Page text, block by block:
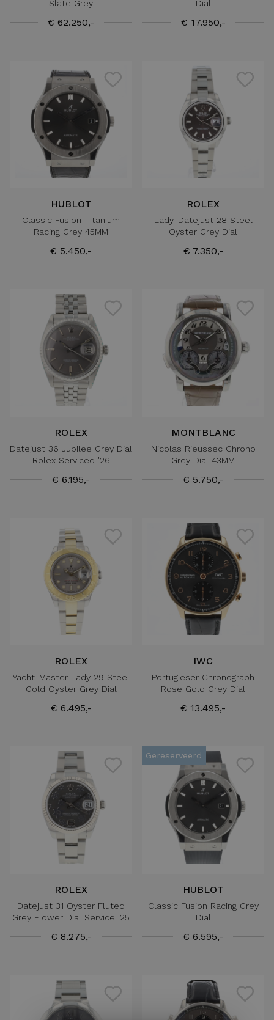
Slate Grey
€ 62.250,-
Dial
€ 17.950,-
HUBLOT
Classic Fusion Titanium
Racing Grey 45MM
€ 5.450,-
ROLEX
Lady-Datejust 28 Steel
Oyster Grey Dial
€ 7.350,-
ROLEX
Datejust 36 Jubilee Grey Dial
Rolex Serviced '26
€ 6.195,-
MONTBLANC
Nicolas Rieussec Chrono
Grey Dial 43MM
€ 5.750,-
ROLEX
Yacht-Master Lady 29 Steel
Gold Oyster Grey Dial
€ 6.495,-
IWC
Portugieser Chronograph
Rose Gold Grey Dial
€ 13.495,-
ROLEX
Datejust 31 Oyster Fluted
Grey Flower Dial Service '25
€ 8.275,-
Gereserveerd
HUBLOT
Classic Fusion Racing Grey
Dial
€ 6.595,-